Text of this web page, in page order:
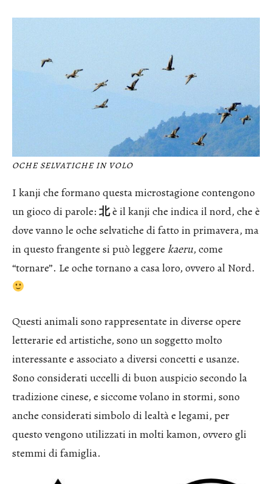
OCHE SELVATICHE IN VOLO
I kanji che formano questa microstagione contengono
un gioco di parole: 北è il kanji che indica il nord, che è
dove vanno le oche selvatiche di fatto in primavera, ma
in questo frangente si può leggere kaeru, come
“tornare”. Le oche tornano a casa loro, ovvero al Nord.
Questi animali sono rappresentate in diverse opere
letterarie ed artistiche, sono un soggetto molto
interessante e associato a diversi concetti e usanze.
Sono considerati uccelli di buon auspicio secondo la
tradizione cinese, e siccome volano in stormi, sono
anche considerati simbolo di lealtà e legami, per
questo vengono utilizzati in molti kamon, ovvero gli
stemmi di famiglia.